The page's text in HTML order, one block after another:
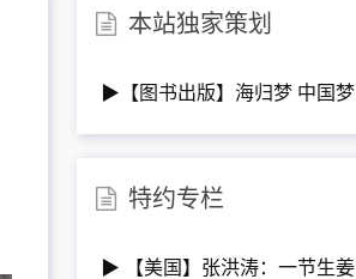
本站独家策划
▶【图书出版】海归梦 中国梦
特约专栏
▶ 【美国】张洪涛：一节生姜